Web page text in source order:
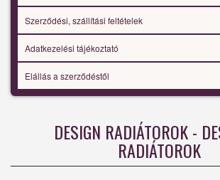
Szerződési, szállítási feltételek
Adatkezelési tájékoztató
Elállás a szerződéstől
DESIGN RADIÁTOROK -
RADIÁTOROK